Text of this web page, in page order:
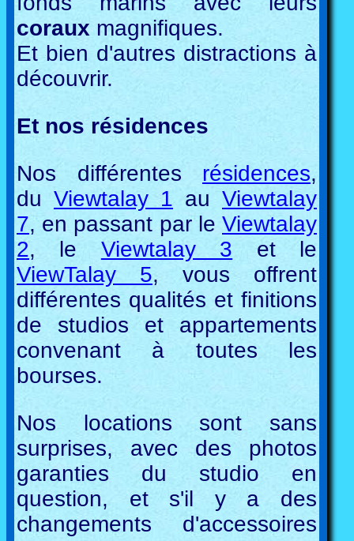
corauxmagnifiques.
Et bien d'autres distractions à
découvrir.
Et nos résidences
Nos différentes résidences,
du Viewtalay 1 au Viewtalay
7, en passant par le Viewtalay
2, le Viewtalay 3 et le
ViewTalay 5, vous offrent
différentes qualités et finitions
de studios et appartements
convenant à toutes les
bourses.
Nos locations sont sans
surprises, avec des photos
garanties du studio en
question, et s'il y a des
changements d'accessoires